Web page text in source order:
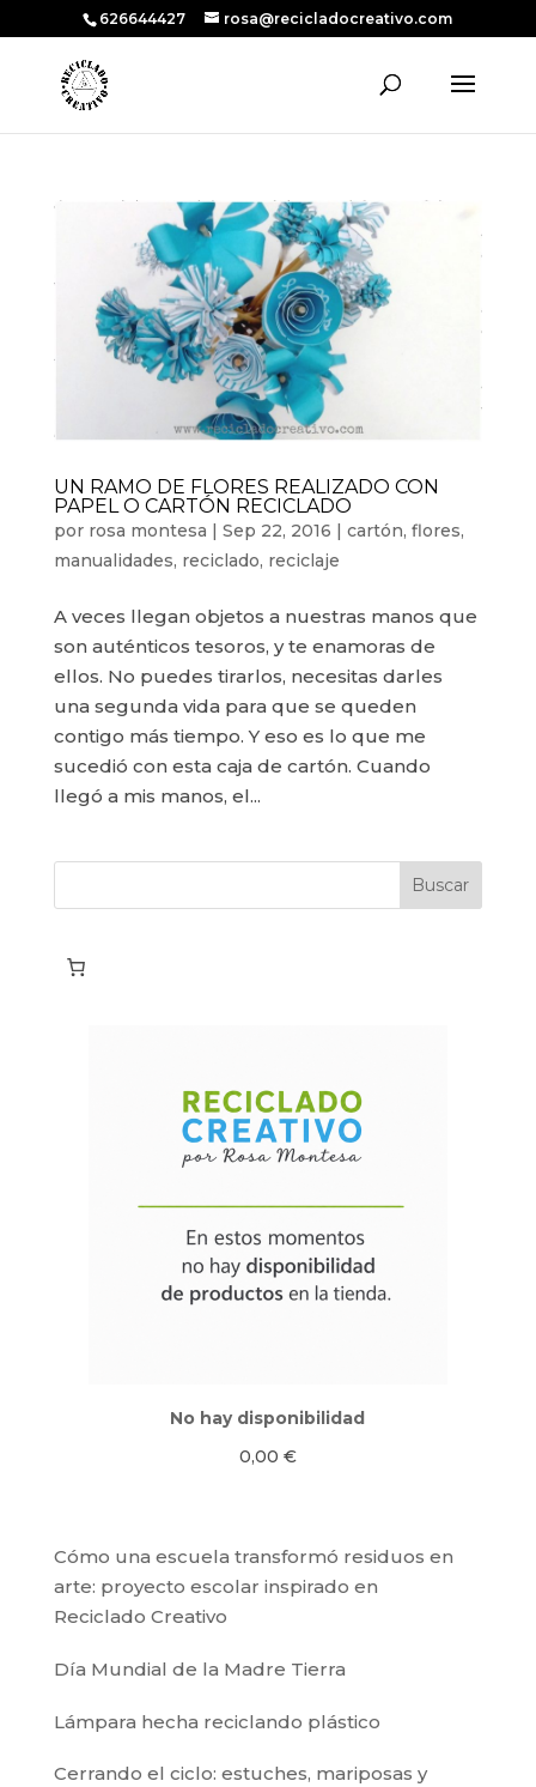
626644427 rosa@recicladocreativo.com
UN RAMO DE FLORES REALIZADO CON
PAPEL O CARTÓN RECICLADO
por rosa montesa | Sep 22, 2016 | cartón, flores,
manualidades, reciclado, reciclaje
A veces llegan objetos a nuestras manos que
son auténticos tesoros, y te enamoras de
ellos. No puedes tirarlos, necesitas darles
una segunda vida para que se queden
contigo más tiempo. Y eso es lo que me
sucedió con esta caja de cartón. Cuando
llegó a mis manos, el...
No hay disponibilidad
0,00 €
Cómo una escuela transformó residuos en
arte: proyecto escolar inspirado en
Reciclado Creativo
Día Mundial de la Madre Tierra
Lámpara hecha reciclando plástico
Cerrando el ciclo: estuches, mariposas y